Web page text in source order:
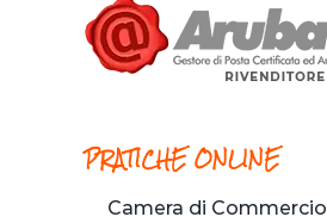
PRATICHE ONLINE
Camera di Commercio